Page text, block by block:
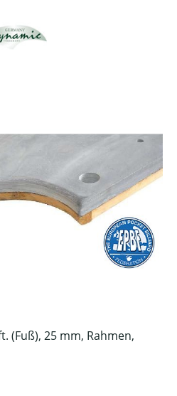
(Fuß), 25 mm, Rahmen,